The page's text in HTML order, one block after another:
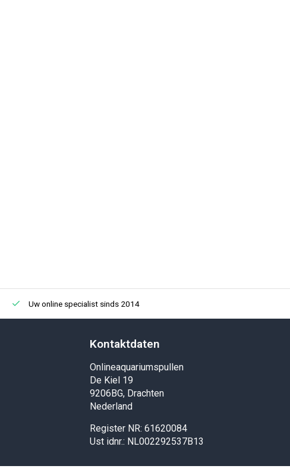
Uw online specialist sinds 2014
Kontaktdaten
Onlineaquariumspullen
De Kiel 19
9206BG, Drachten
Nederland
Register NR: 61620084
Ust idnr.: NL002292537B13